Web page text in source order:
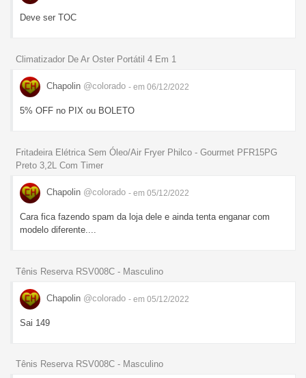
Deve ser TOC
Climatizador De Ar Oster Portátil 4 Em 1
Chapolin @colorado - em 06/12/2022
5% OFF no PIX ou BOLETO
Fritadeira Elétrica Sem Óleo/Air Fryer Philco - Gourmet PFR15PG
Preto 3,2L Com Timer
Chapolin @colorado - em 05/12/2022
Cara fica fazendo spam da loja dele e ainda tenta enganar com
modelo diferente....
Tênis Reserva RSV008C - Masculino
Chapolin @colorado - em 05/12/2022
Sai 149
Tênis Reserva RSV008C - Masculino